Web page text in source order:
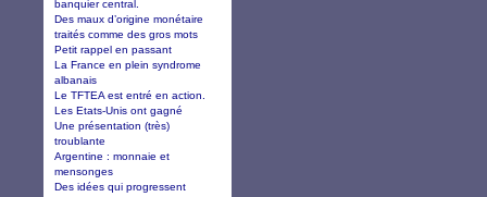
banquier central.
Des maux d’origine monétaire
traités comme des gros mots
Petit rappel en passant
La France en plein syndrome
albanais
Le TFTEA est entré en action.
Les Etats-Unis ont gagné
Une présentation (très)
troublante
Argentine : monnaie et
mensonges
Des idées qui progressent